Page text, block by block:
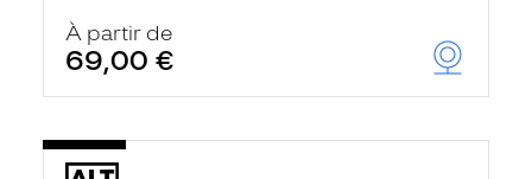
À partir de
69,00 €